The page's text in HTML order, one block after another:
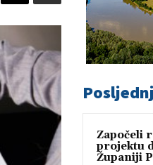
Započeli
projektu
Županiji